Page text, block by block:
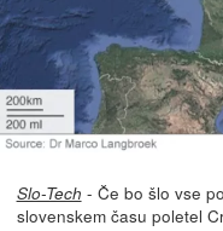
Slo-Tech - Če bo šlo vse
slovenskem času poletel